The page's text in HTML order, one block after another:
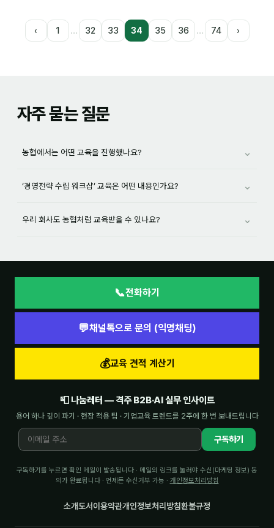
‹ 1 … 32 33 34 35 36 … 74 ›
자주 묻는 질문
농협에서는 어떤 교육을 진행했나요? ⌄
‘경영전략 수립 워크샵’ 교육은 어떤 내용인가요? ⌄
우리 회사도 농협처럼 교육받을 수 있나요? ⌄
📞전화하기
💬채널톡으로 문의 (익명채팅)
💰교육 견적 계산기
📮 나눔레터 — 격주 B2B·AI 실무 인사이트
용어 하나 깊이 파기 · 현장 적용 팁 · 기업교육 트렌드를 2주에 한 번 보내드립니다
구독하기
구독하기를 누르면 확인 메일이 발송됩니다 · 메일의 링크를 눌러야 수신(마케팅 정보) 동
의가 완료됩니다 · 언제든 수신거부 가능 · 개인정보처리방침
소개도서이용약관개인정보처리방침환불규정